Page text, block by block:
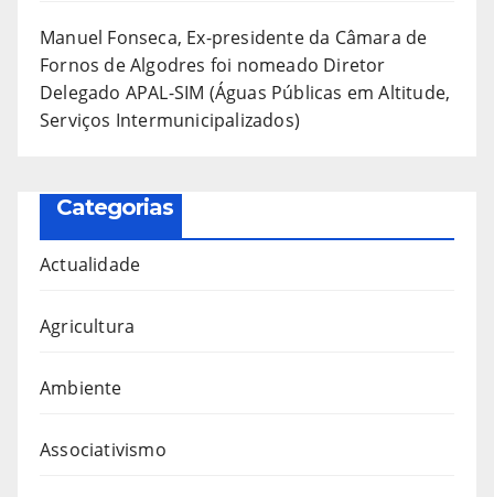
Manuel Fonseca, Ex-presidente da Câmara de
Fornos de Algodres foi nomeado Diretor
Delegado APAL-SIM (Águas Públicas em Altitude,
Serviços Intermunicipalizados)
Categorias
Actualidade
Agricultura
Ambiente
Associativismo